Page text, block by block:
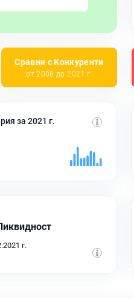
Сравни с Конкуренти
от 2008 до 2021 г.
за 2021 г.
г.